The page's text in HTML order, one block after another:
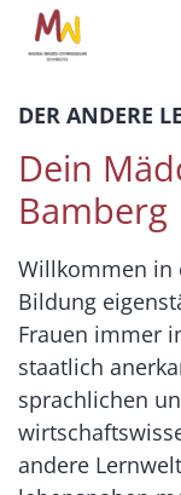
Zum Inhalt
DER ANDERE
Dein
Bamberg
Willkommen in
Bildung
Frauen immer
staatlich
sprachlichen
andere